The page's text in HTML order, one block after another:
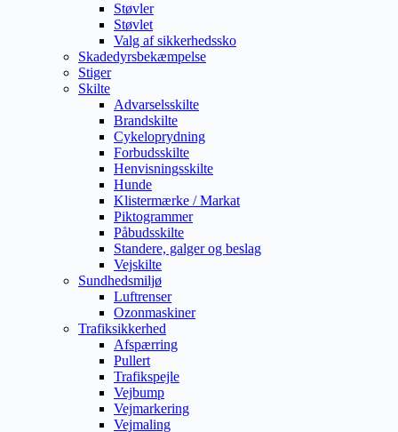
Støvler
Støvlet
Valg af sikkerhedssko
Skadedyrsbekæmpelse
Stiger
Skilte
Advarselsskilte
Brandskilte
Cykeloprydning
Forbudsskilte
Henvisningsskilte
Hunde
Klistermærke / Markat
Piktogrammer
Påbudsskilte
Standere, galger og beslag
Vejskilte
Sundhedsmiljø
Luftrenser
Ozonmaskiner
Trafiksikkerhed
Afspærring
Pullert
Trafikspejle
Vejbump
Vejmarkering
Vejmaling